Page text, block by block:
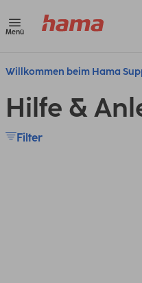
Menü
Willkommen beim Hama
Hilfe &
Filter